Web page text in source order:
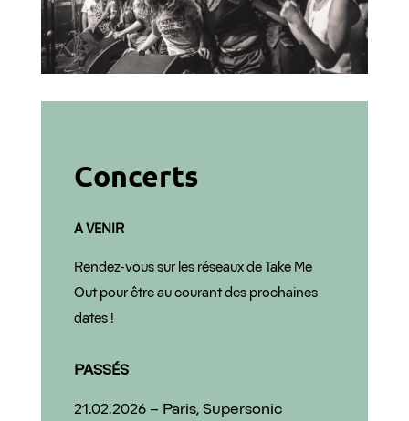
Concerts
A VENIR
Rendez-vous sur les réseaux de Take Me
Out pour être au courant des prochaines
dates !
PASSÉS
21.02.2026 – Paris, Supersonic